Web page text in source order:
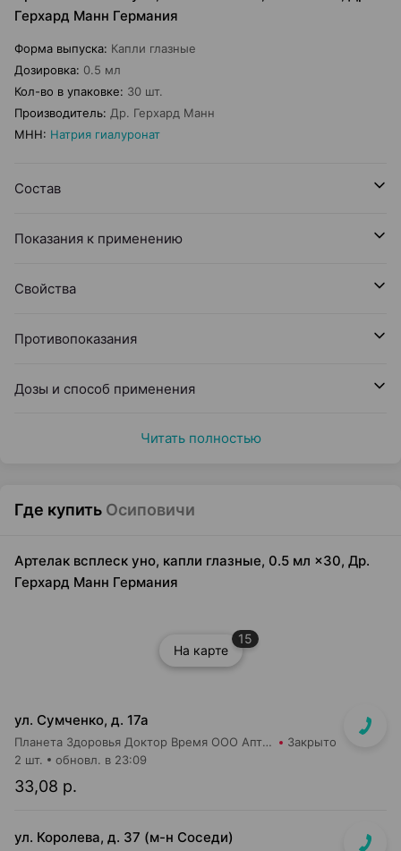
Герхард Манн Германия
Форма выпуска: Капли глазные
Дозировка: 0.5 мл
Кол-во в упаковке: 30 шт.
Производитель: Др. Герхард Манн
МНН: Натрия гиалуронат
Состав
Показания к применению
Свойства
Противопоказания
Дозы и способ применения
Читать полностью
Где купить Осиповичи
Артелак всплеск уно, капли глазные, 0.5 мл ×30, Др.
Герхард Манн Германия
На карте
15
ул. Сумченко, д. 17а
Планета Здоровья Доктор Время ООО Аптека №42 Закрыто
33,08 р.
2 шт. обновл. в 23:09
ул. Королева, д. 37 (м-н Соседи)